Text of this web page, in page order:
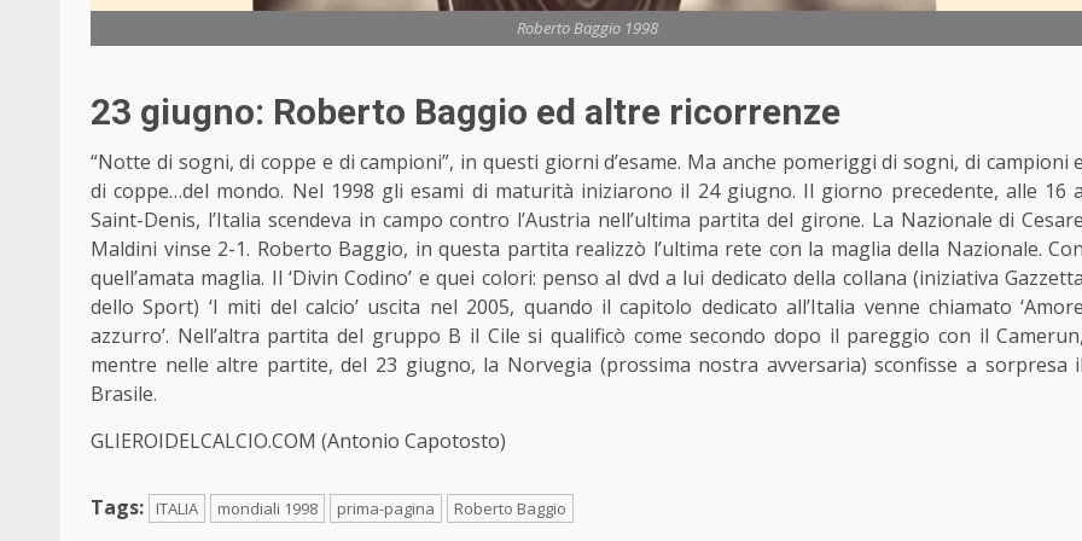
Roberto Baggio 1998
23 giugno: Roberto Baggio ed altre ricorrenze
“Notte di sogni, di coppe e di campioni”, in questi giorni d’esame. Ma anche pomeriggi di sogni, di campioni e
di coppe…del mondo. Nel 1998 gli esami di maturità iniziarono il 24 giugno. Il giorno precedente, alle 16 a
Saint-Denis, l’Italia scendeva in campo contro l’Austria nell’ultima partita del girone. La Nazionale di Cesare
Maldini vinse 2-1. Roberto Baggio, in questa partita realizzò l’ultima rete con la maglia della Nazionale. Con
quell’amata maglia. Il ‘Divin Codino’ e quei colori: penso al dvd a lui dedicato della collana (iniziativa Gazzetta
dello Sport) ‘I miti del calcio’ uscita nel 2005, quando il capitolo dedicato all’Italia venne chiamato ‘Amore
azzurro’. Nell’altra partita del gruppo B il Cile si qualificò come secondo dopo il pareggio con il Camerun,
mentre nelle altre partite, del 23 giugno, la Norvegia (prossima nostra avversaria) sconfisse a sorpresa il
Brasile.
GLIEROIDELCALCIO.COM (Antonio Capotosto)
Tags: ITALIA mondiali 1998 prima-pagina Roberto Baggio